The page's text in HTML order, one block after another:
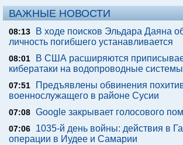
ВАЖНЫЕ НОВОСТИ
08:13
В ходе поисков Эльдара Даяна
личность погибшего устанавливается
08:01
В США расширяются
кибератаки на водопроводные системы
07:51
Предъявлены обвинения
военнослужащего в районе Сусии
07:08 Google закрывает голосового
07:06
1035-й день войны: действия в
операции в Иудее и Самарии